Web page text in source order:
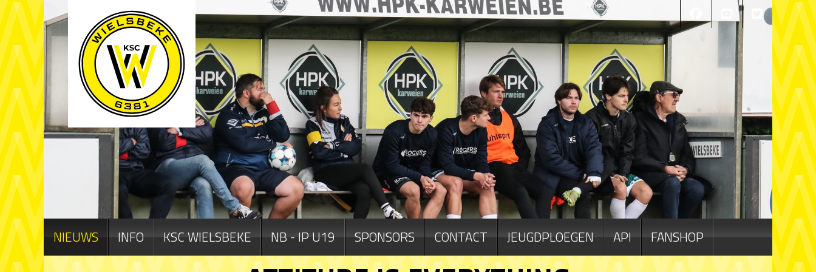
NIEUWS INFO KSC WIELSBEKE NB - IP U19 SPONSORS CONTACT JEUGDPLOEGEN API FANSHOP